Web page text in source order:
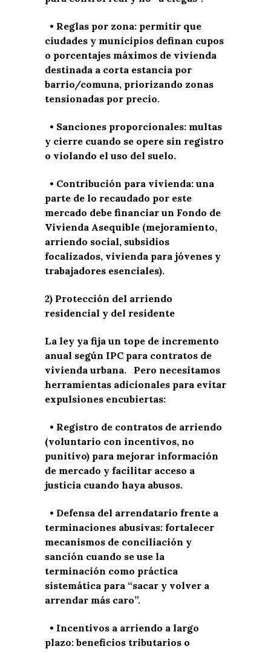
• Reglas por zona: permitir que
ciudades y municipios definan cupos
o porcentajes máximos de vivienda
destinada a corta estancia por
barrio/comuna, priorizando zonas
tensionadas por precio.
• Sanciones proporcionales: multas
y cierre cuando se opere sin registro
o violando el uso del suelo.
• Contribución para vivienda: una
parte de lo recaudado por este
mercado debe financiar un Fondo de
Vivienda Asequible (mejoramiento,
arriendo social, subsidios
focalizados, vivienda para jóvenes y
trabajadores esenciales).
2) Protección del arriendo
residencial y del residente
La ley ya fija un tope de incremento
anual según IPC para contratos de
vivienda urbana. Pero necesitamos
herramientas adicionales para evitar
expulsiones encubiertas:
• Registro de contratos de arriendo
(voluntario con incentivos, no
punitivo) para mejorar información
de mercado y facilitar acceso a
justicia cuando haya abusos.
• Defensa del arrendatario frente a
terminaciones abusivas: fortalecer
mecanismos de conciliación y
sanción cuando se use la
terminación como práctica
sistemática para “sacar y volver a
arrendar más caro”.
• Incentivos a arriendo a largo
plazo: beneficios tributarios o